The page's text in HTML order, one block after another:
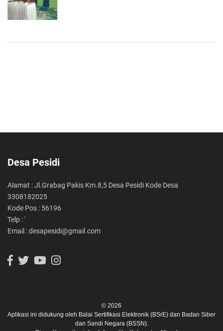
Desa Pesidi
Alamat : Jl.Grabag Pakis Km.8,5 Desa Pesidi Kode Desa
3308182025
Kode Pos : 56196
Telp : '
Email : desapesidi@gmail.com
© 2026
Aplikasi ini didukung oleh Balai Sertifikasi Elektronik (BSrE) dan Badan Siber
dan Sandi Negara (BSSN).